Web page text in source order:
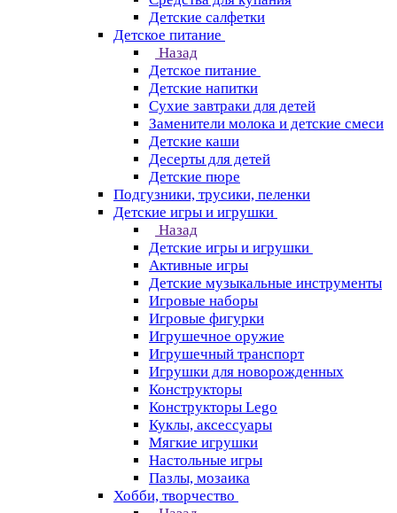
Детские салфетки
Детское питание
Назад
Детское питание
Детские напитки
Сухие завтраки для детей
Заменители молока и детские смеси
Детские каши
Десерты для детей
Детские пюре
Подгузники, трусики, пеленки
Детские игры и игрушки
Назад
Детские игры и игрушки
Активные игры
Детские музыкальные инструменты
Игровые наборы
Игровые фигурки
Игрушечное оружие
Игрушечный транспорт
Игрушки для новорожденных
Конструкторы
Конструкторы Lego
Куклы, аксессуары
Мягкие игрушки
Настольные игры
Пазлы, мозаика
Хобби, творчество